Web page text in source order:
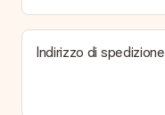
Indirizzo di spedizione